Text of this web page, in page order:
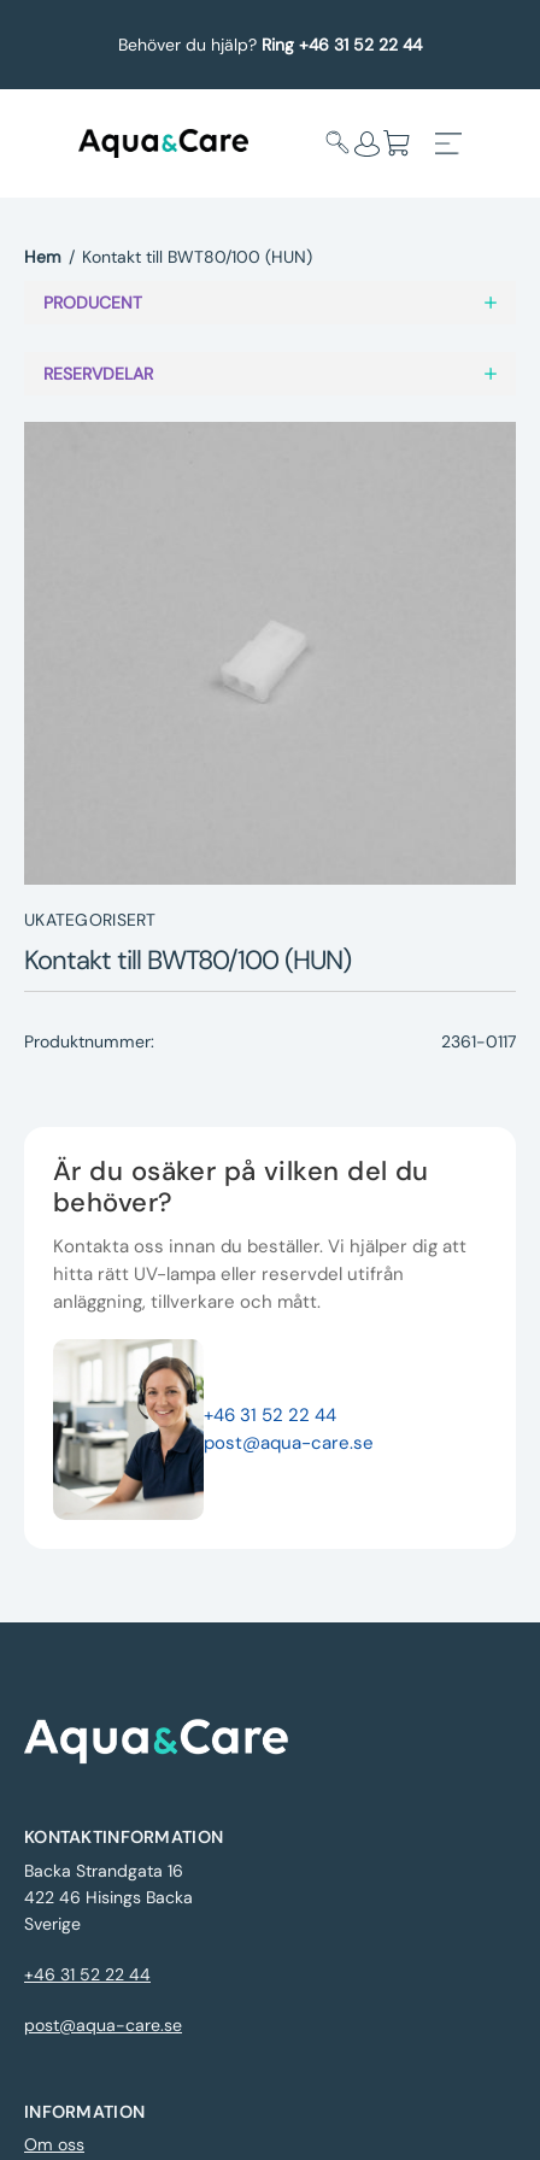
Behöver du hjälp? Ring +46 31 52 22 44
undermeny
Service
Kontakt
Hem / Kontakt till BWT80/100 (HUN)
PRODUCENT
RESERVDELAR
UKATEGORISERT
Kontakt till BWT80/100 (HUN)
Produktnummer: 2361-0117
Är du osäker på vilken del du
behöver?
Kontakta oss innan du beställer. Vi hjälper dig att
hitta rätt UV-lampa eller reservdel utifrån
anläggning, tillverkare och mått.
+46 31 52 22 44
post@aqua-care.se
KONTAKTINFORMATION
Backa Strandgata 16
422 46 Hisings Backa
Sverige
+46 31 52 22 44
post@aqua-care.se
INFORMATION
Om oss